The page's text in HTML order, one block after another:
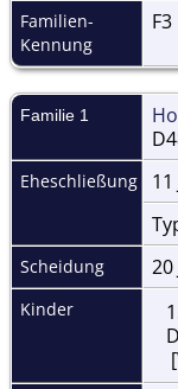
Familien-
Kennung
F3
Familie 1
Eheschließung
11
Scheidung 20
Kinder